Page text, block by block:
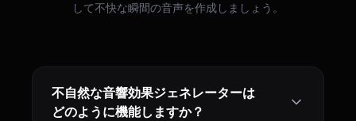
して不快な瞬間の音声を作成しましょう。
不自然な音響効果ジェネレーターは
どのように機能しますか？